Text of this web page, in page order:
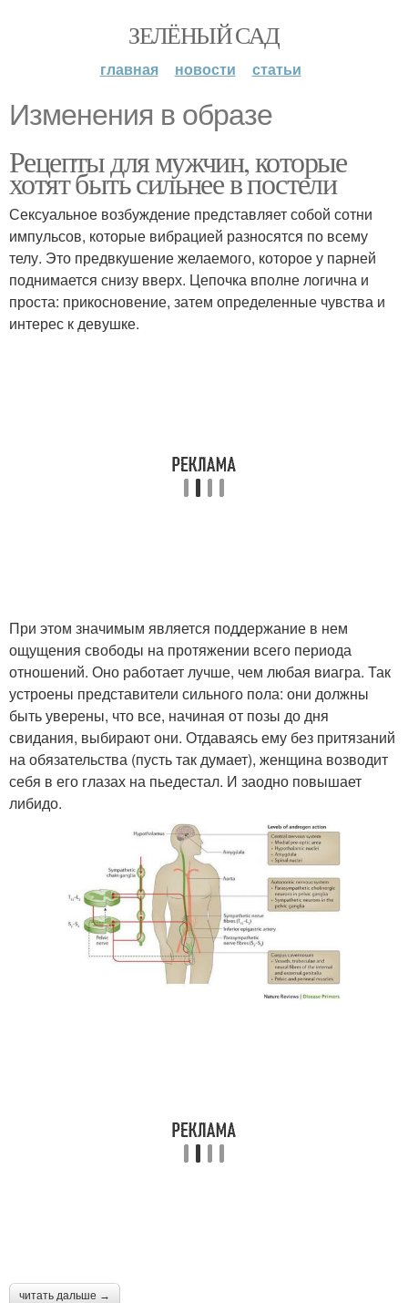
ЗЕЛЁНЫЙ САД
главная новости статьи
Изменения в образе
Рецепты для мужчин, которые
хотят быть сильнее в постели
Сексуальное возбуждение представляет собой сотни
импульсов, которые вибрацией разносятся по всему
телу. Это предвкушение желаемого, которое у парней
поднимается снизу вверх. Цепочка вполне логична и
проста: прикосновение, затем определенные чувства и
интерес к девушке.
При этом значимым является поддержание в нем
ощущения свободы на протяжении всего периода
отношений. Оно работает лучше, чем любая виагра. Так
устроены представители сильного пола: они должны
быть уверены, что все, начиная от позы до дня
свидания, выбирают они. Отдаваясь ему без притязаний
на обязательства (пусть так думает), женщина возводит
себя в его глазах на пьедестал. И заодно повышает
либидо.
читать дальше →